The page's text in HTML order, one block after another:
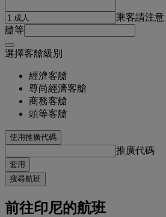
乘客請注
艙等
選擇客艙級別
經濟客艙
尊尚經濟客艙
商務客艙
頭等客艙
使用推廣代碼
推廣代碼
套用
搜尋航班
前往印尼的航班